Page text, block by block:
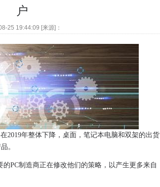
APAC中生长
支持论坛
的工作要做
矩阵重复的担忧
务贡献10TN
人们脱离沙发
仍然无法匹配
”，可以加入17个其他州
户
25 19:44:09 [来源]：
2019年整体下降，桌面，笔记本电脑和双架的出货
。
的PC制造商正在修改他们的策略，以产生更多来自